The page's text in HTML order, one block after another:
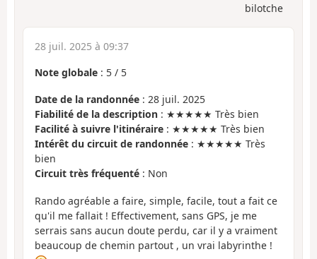
bilotche
28 juil. 2025 à 09:37
Note globale : 5 / 5
Date de la randonnée : 28 juil. 2025
Fiabilité de la description : ★★★★★ Très bien
Facilité à suivre l'itinéraire : ★★★★★ Très bien
Intérêt du circuit de randonnée : ★★★★★ Très
bien
Circuit très fréquenté : Non
Rando agréable a faire, simple, facile, tout a fait ce
qu'il me fallait ! Effectivement, sans GPS, je me
serrais sans aucun doute perdu, car il y a vraiment
beaucoup de chemin partout , un vrai labyrinthe !